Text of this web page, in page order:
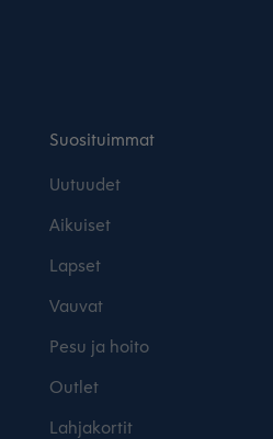
Suosituimmat
Uutuudet
Aikuiset
Lapset
Vauvat
Pesu ja hoito
Outlet
Lahjakortit